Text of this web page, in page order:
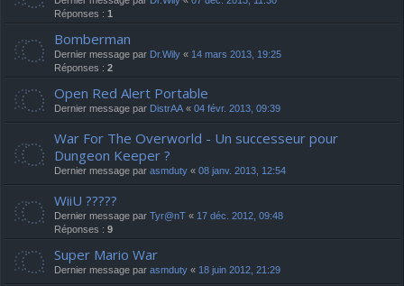
Réponses : 1
Bomberman
Dernier message par Dr.Wily « 14 mars 2013, 19:25
Réponses : 2
Open Red Alert Portable
Dernier message par DistrAA « 04 févr. 2013, 09:39
War For The Overworld - Un successeur pour
Dungeon Keeper ?
Dernier message par asmduty « 08 janv. 2013, 12:54
WiiU ?????
Dernier message par Tyr@nT « 17 déc. 2012, 09:48
Réponses : 9
Super Mario War
Dernier message par asmduty « 18 juin 2012, 21:29